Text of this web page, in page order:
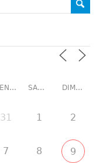
VENDREDI SAMEDI DIMANCHE
31 1 2
7 8 9